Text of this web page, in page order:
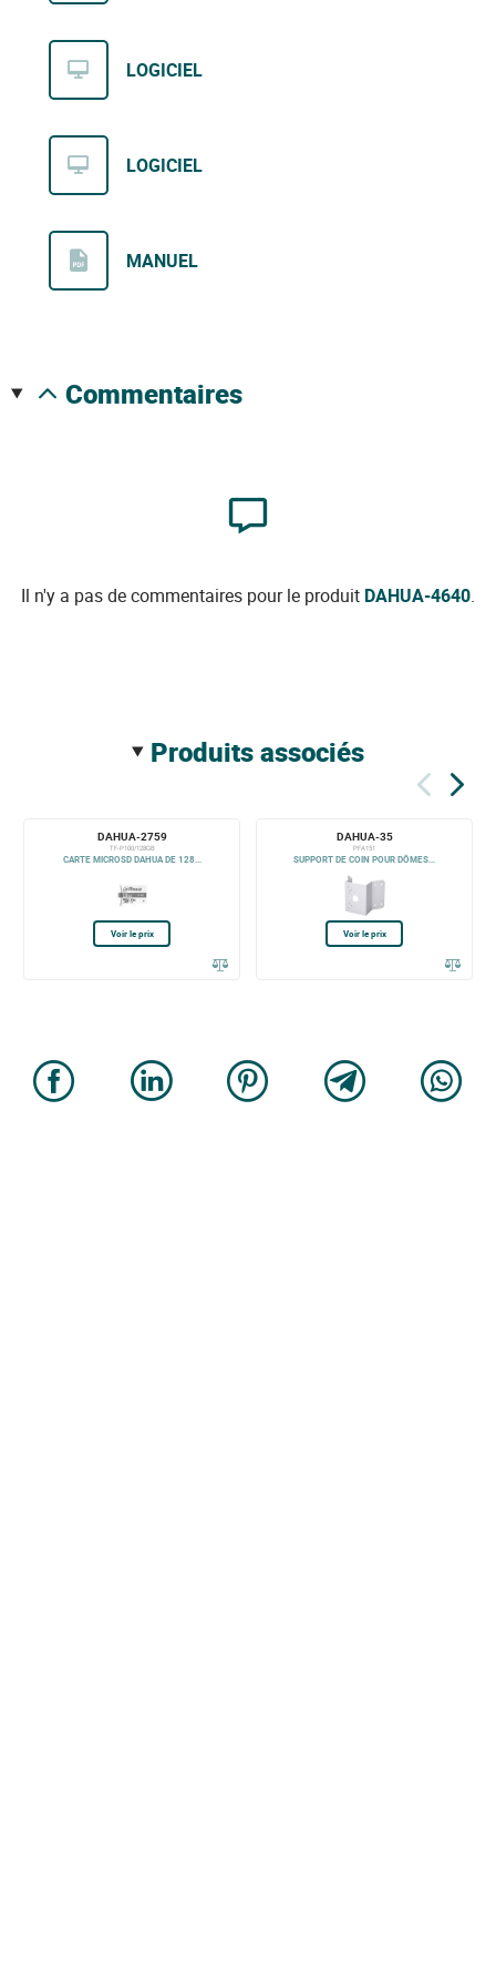
LOGICIEL
LOGICIEL
MANUEL
commentaires
Il n'y a pas de commentaires pour le produit DAHUA-4640.
produits associés
DAHUA-2759
TF-P100/128GB
CARTE MICROSD DAHUA DE 128...
Voir le prix
DAHUA-35
PFA151
SUPPORT DE COIN POUR DÔMES...
Voir le prix